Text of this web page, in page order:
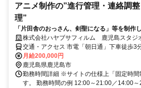
アニメ制作の”進行管理・連絡調
理”
「片田舎のおっさん、剣聖になる」等を制作
株式会社ハヤブサフィルム 鹿児島スタジ
交通・アクセス 市電「朝日通」下車徒歩3
月給200,000円
鹿児島県鹿児島市
勤務時間詳細 ※サイトの仕様上「固定時間
す。 勤務時間の例 12:00～21:00／14:00